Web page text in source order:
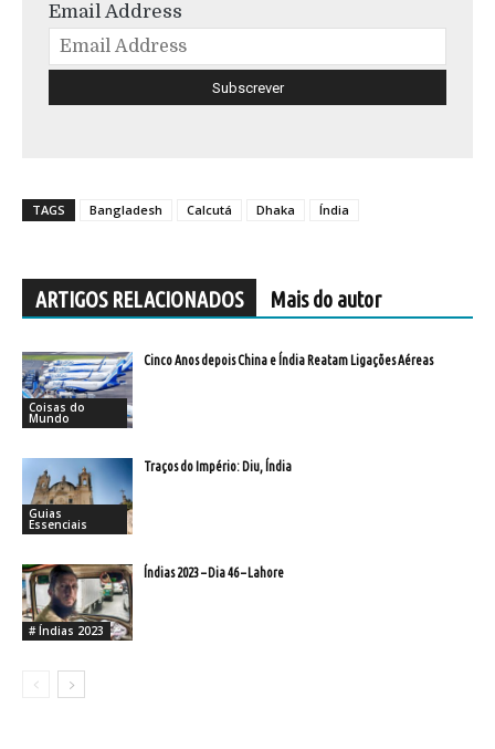
Email Address
TAGS Bangladesh Calcutá Dhaka Índia
ARTIGOS RELACIONADOS Mais do autor
Coisas do
Mundo
Cinco Anos depois China e Índia Reatam Ligações Aéreas
Guias
Essenciais
Traços do Império: Diu, Índia
# Índias 2023
Índias 2023 – Dia 46 – Lahore